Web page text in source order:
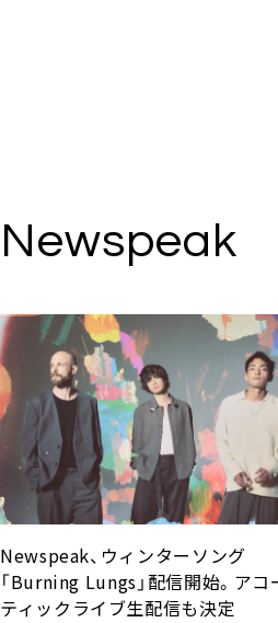
Newspeak
Newspeak、ウィンターソング
「Burning Lungs」配信開始。アコ
ティックライブ生配信も決定